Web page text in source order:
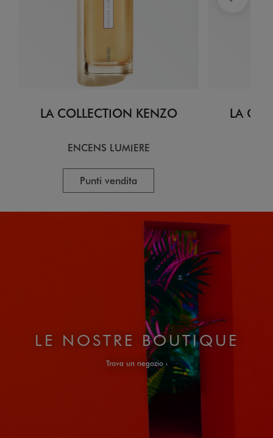
LA COLLECTION KENZO
ENCENS LUMIERE
Punti vendita
LA
LE NOSTRE BOUTIQUE
Trova un negozio